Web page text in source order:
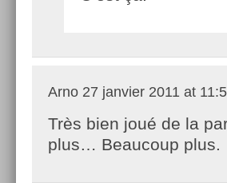
Arno 27 janvier 2011 at
Très bien joué de la
plus… Beaucoup plus.